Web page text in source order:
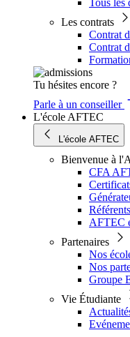
Tous les
Les contrats
Contrat
Contrat
Tu hésites encore ?
Parle à un conseiller
L'école AFTEC
L'école AFTEC
Bienvenue à
CFA
AFTEC
Partenaires
Nos
Nos
Groupe
Vie Étudiante